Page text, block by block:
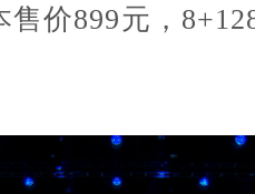
售价899元，